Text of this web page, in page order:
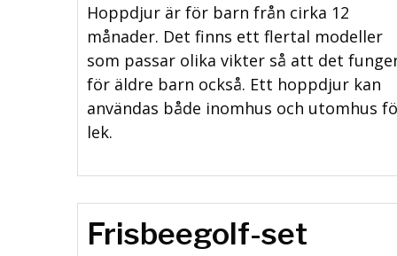
Hoppdjur är för barn från cirka 12
månader. Det finns ett flertal modeller
som passar olika vikter så att det
för äldre barn också. Ett hoppdjur kan
användas både inomhus och utomhus
lek.
Frisbeegolf-set